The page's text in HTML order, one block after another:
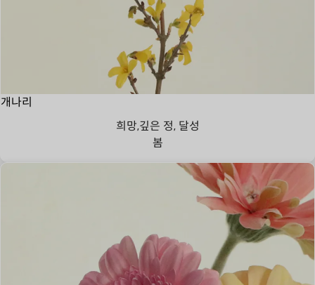
개나리
희망,깊은 정, 달성
봄